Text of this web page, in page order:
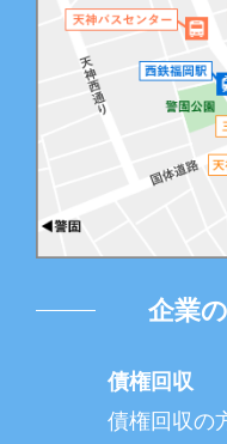
企業
債権回収
債権回収の